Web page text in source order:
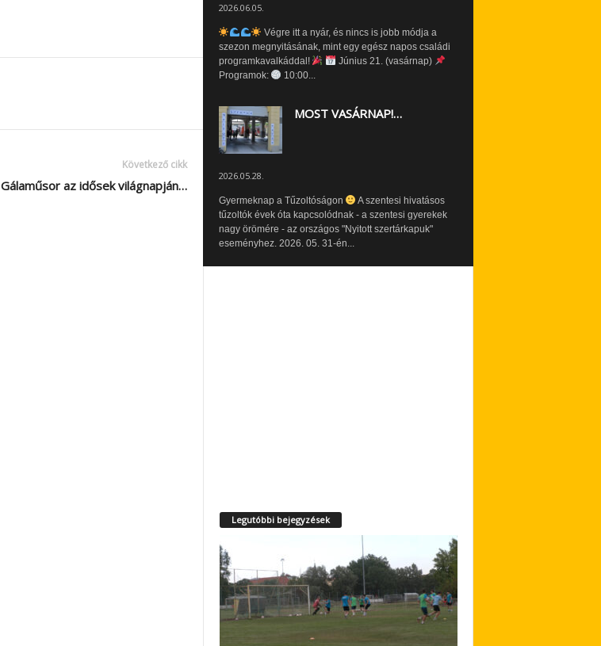
Következő cikk
Gálaműsor az idősek világnapján…
2026.06.05.
Végre itt a nyár, és nincs is jobb módja a
szezon megnyitásának, mint egy egész napos családi
programkavalkáddal!
Június 21. (vasárnap)
Programok:
10:00...
MOST VASÁRNAP!…
2026.05.28.
Gyermeknap a Tűzoltóságon
A szentesi hivatásos
tűzoltók évek óta kapcsolódnak - a szentesi gyerekek
nagy örömére - az országos "Nyitott szertárkapuk"
eseményhez. 2026. 05. 31-én...
Legutóbbi bejegyzések